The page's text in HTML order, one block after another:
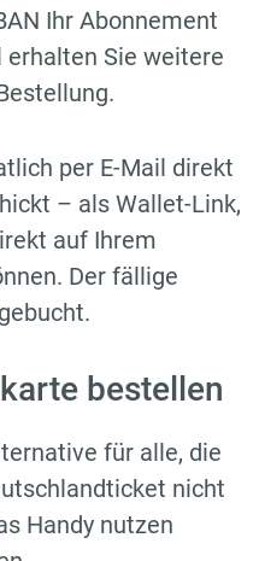
Ihr Abonnement
erhalten Sie weitere
per E-Mail direkt
– als Wallet-Link,
auf Ihrem
Der fällige
bestellen
für alle, die
nicht
Handy nutzen